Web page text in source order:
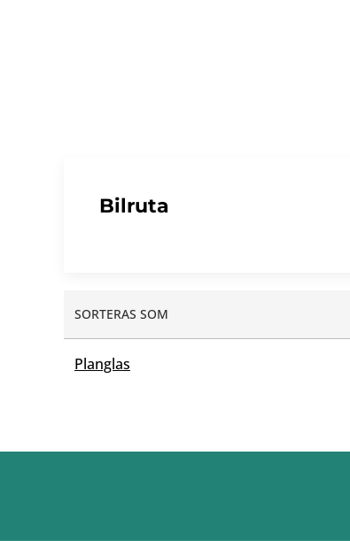
Bilruta
SORTERAS SOM
Planglas